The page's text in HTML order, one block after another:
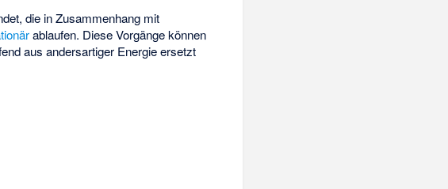
die in Zusammenhang mit
ablaufen. Diese Vorgänge können
aus andersartiger Energie ersetzt